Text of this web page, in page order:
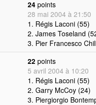
24 points
28 mai 2004 à 21:50
1. Régis Laconi (55)
2. James Toseland
3. Pier Francesco
22 points
5 avril 2004 à 10:20
1. Régis Laconi (55)
2. Garry McCoy (24)
3. Piergiorgio